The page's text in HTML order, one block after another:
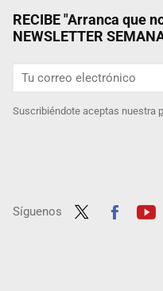
RECIBE "Arranca que
NEWSLETTER
Suscribiéndote aceptas nuestra
Síguenos